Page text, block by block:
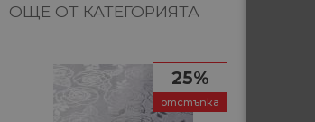
ОЩЕ ОТ КАТЕГОРИЯТА
25%
отстъпка